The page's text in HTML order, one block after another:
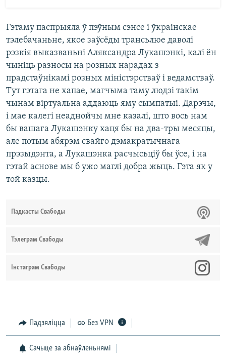
Гэтаму паспрыяла ў пэўным сэнсе і ўкраінскае
тэлебачаньне, якое заўсёды трансьлюе даволі
рэзкія выказваньні Аляксандра Лукашэнкі, калі ён
чыніць разносы на розных нарадах з
прадстаўнікамі розных міністэрстваў і ведамстваў.
Тут гэтага не хапае, магчыма таму людзі такім
чынам віртуальна аддаюць яму сымпатыі. Дарэчы,
і мае калегі неаднойчы мне казалі, што вось нам
бы вашага Лукашэнку хаця бы на два-тры месяцы,
але потым абярэм свайго дэмакратычнага
прэзыдэнта, а Лукашэнка расчысьціў бы ўсе, і на
гэтай аснове мы б ужо маглі добра жыць. Гэта як у
той казцы.
Падкасты Свабоды
Тэлеграм Свабоды
Інстаграм Свабоды
Падзяліцца Без VPN
Сачыце за абнаўленьнямі